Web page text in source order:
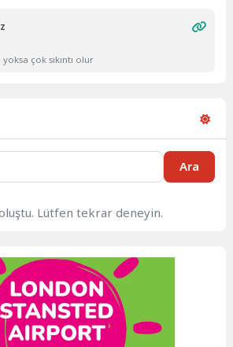
çok sıkıntı olur
Ara
Lütfen tekrar deneyin.